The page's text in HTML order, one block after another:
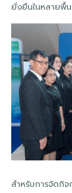
ยั่งยืนในหลายพื้
สำหรับการจัดกิจ